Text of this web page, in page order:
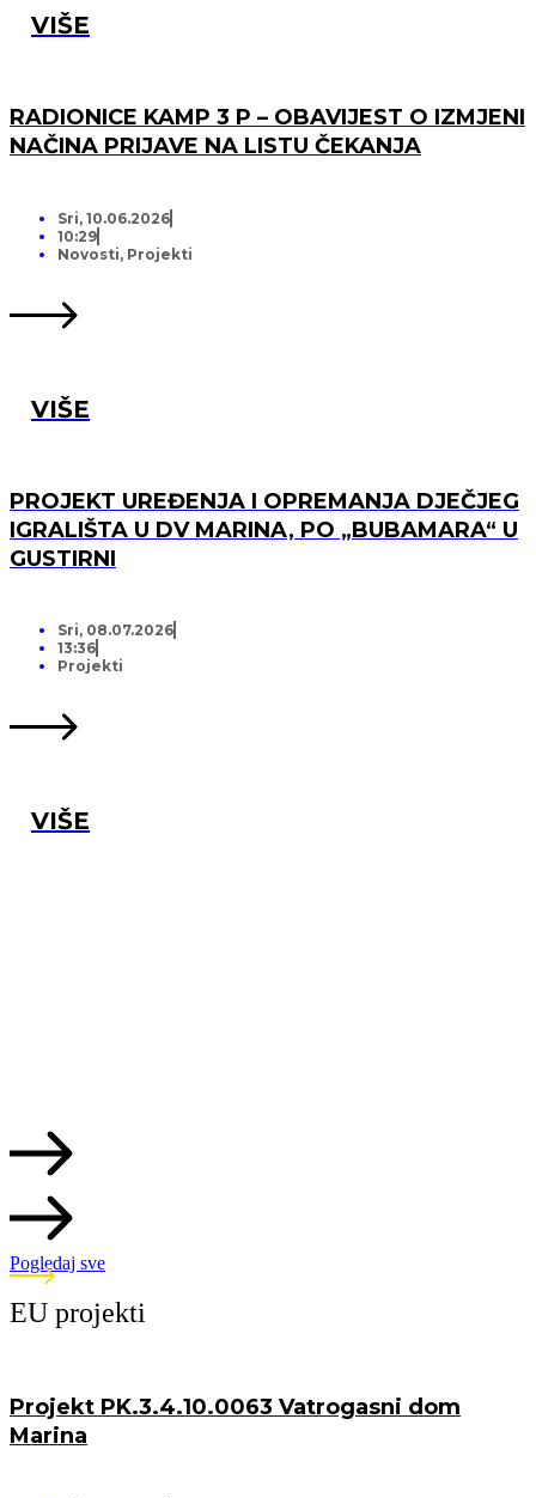
VIŠE
RADIONICE KAMP 3 P – OBAVIJEST O IZMJENI
NAČINA PRIJAVE NA LISTU ČEKANJA
Sri, 10.06.2026
10:29
Novosti, Projekti
VIŠE
PROJEKT UREĐENJA I OPREMANJA DJEČJEG
IGRALIŠTA U DV MARINA, PO „BUBAMARA“ U
GUSTIRNI
Sri, 08.07.2026
13:36
Projekti
VIŠE
Pogledaj sve
EU projekti
Projekt PK.3.4.10.0063 Vatrogasni dom
Marina